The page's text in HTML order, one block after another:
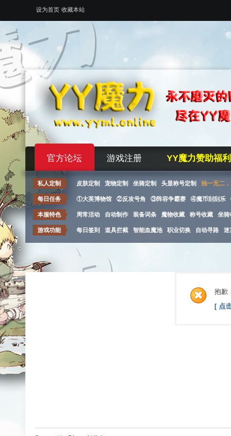
设为首页 收藏本站
官方论坛 游戏注册 YY魔力赞助福利
私人定制 皮肤定制 宠物定制 坐骑定制 头显称号定制 独一无二，
每日任务 ①大英博物馆 ②反攻号角 ③阵容争霸赛 ④魔币刮刮乐
本服特色 周常活动 自动制作 装备词条 魔物收藏 称号收藏 坐骑
游戏功能 每日签到 道具拦截 智能血魔池 职业切换 自动寻路 迷
抱歉
[ 点